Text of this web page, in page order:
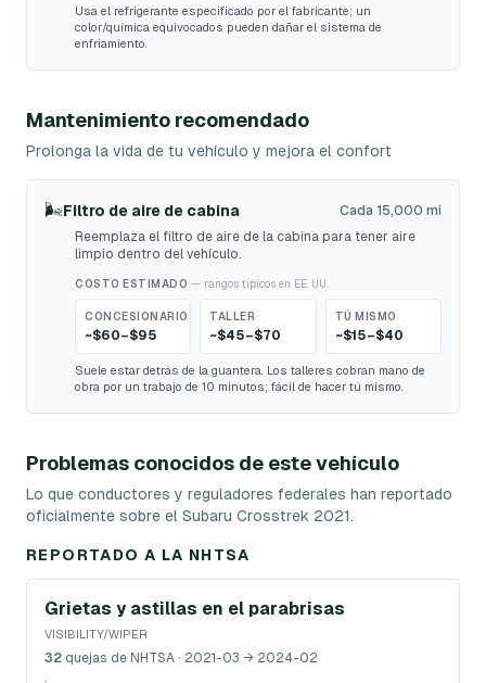
Usa el refrigerante especificado por el fabricante; un
color/química equivocados pueden dañar el sistema de
enfriamiento.
Mantenimiento recomendado
Prolonga la vida de tu vehículo y mejora el confort
🌬️Filtro de aire de cabina
Cada 15,000 mi
Reemplaza el filtro de aire de la cabina para tener aire
limpio dentro del vehículo.
COSTO ESTIMADO — rangos típicos en EE. UU.
CONCESIONARIO
~$60–$95
TALLER
~$45–$70
TÚ MISMO
~$15–$40
Suele estar detrás de la guantera. Los talleres cobran mano de
obra por un trabajo de 10 minutos; fácil de hacer tú mismo.
Problemas conocidos de este vehículo
Lo que conductores y reguladores federales han reportado
oficialmente sobre el Subaru Crosstrek 2021.
REPORTADO A LA NHTSA
Grietas y astillas en el parabrisas
VISIBILITY/WIPER
32 quejas de NHTSA · 2021-03 → 2024-02